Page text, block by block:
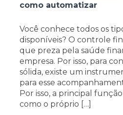
como automatizar
Você conhece todos os
disponíveis? O controle
que preza pela saúde
empresa. Por isso, para
sólida, existe um
para esse
Por isso, a principal
como o próprio […]